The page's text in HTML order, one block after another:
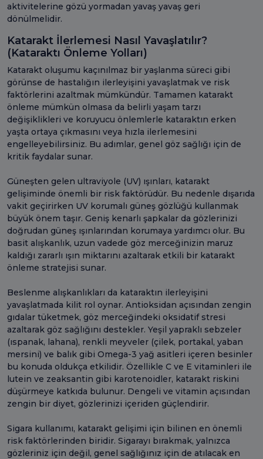
aktivitelerine gözü yormadan yavaş yavaş geri
dönülmelidir.
Katarakt İlerlemesi Nasıl Yavaşlatılır?
(Kataraktı Önleme Yolları)
Katarakt oluşumu kaçınılmaz bir yaşlanma süreci gibi
görünse de hastalığın ilerleyişini yavaşlatmak ve risk
faktörlerini azaltmak mümkündür. Tamamen katarakt
önleme mümkün olmasa da belirli yaşam tarzı
değişiklikleri ve koruyucu önlemlerle kataraktın erken
yaşta ortaya çıkmasını veya hızla ilerlemesini
engelleyebilirsiniz. Bu adımlar, genel göz sağlığı için de
kritik faydalar sunar.
Güneşten gelen ultraviyole (UV) ışınları, katarakt
gelişiminde önemli bir risk faktörüdür. Bu nedenle dışarıda
vakit geçirirken UV korumalı güneş gözlüğü kullanmak
büyük önem taşır. Geniş kenarlı şapkalar da gözlerinizi
doğrudan güneş ışınlarından korumaya yardımcı olur. Bu
basit alışkanlık, uzun vadede göz merceğinizin maruz
kaldığı zararlı ışın miktarını azaltarak etkili bir katarakt
önleme stratejisi sunar.
Beslenme alışkanlıkları da kataraktın ilerleyişini
yavaşlatmada kilit rol oynar. Antioksidan açısından zengin
gıdalar tüketmek, göz merceğindeki oksidatif stresi
azaltarak göz sağlığını destekler. Yeşil yapraklı sebzeler
(ıspanak, lahana), renkli meyveler (çilek, portakal, yaban
mersini) ve balık gibi Omega-3 yağ asitleri içeren besinler
bu konuda oldukça etkilidir. Özellikle C ve E vitaminleri ile
lutein ve zeaksantin gibi karotenoidler, katarakt riskini
düşürmeye katkıda bulunur. Dengeli ve vitamin açısından
zengin bir diyet, gözlerinizi içeriden güçlendirir.
Sigara kullanımı, katarakt gelişimi için bilinen en önemli
risk faktörlerinden biridir. Sigarayı bırakmak, yalnızca
gözleriniz için değil, genel sağlığınız için de atılacak en